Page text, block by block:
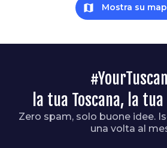
map Mostra su
la tua Toscana, la
Zero spam, solo buone idee.
una volta al